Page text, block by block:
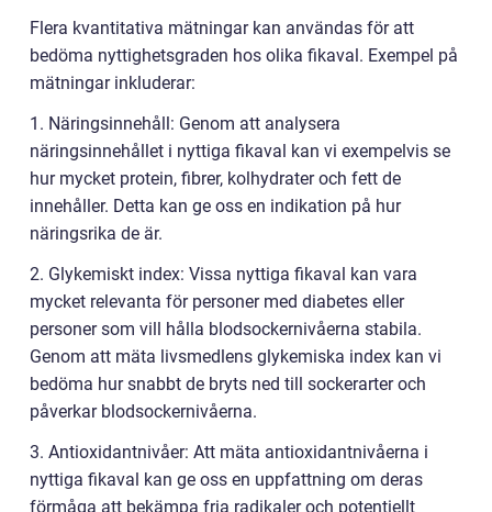
Flera kvantitativa mätningar kan användas för att
bedöma nyttighetsgraden hos olika fikaval. Exempel på
mätningar inkluderar:
1. Näringsinnehåll: Genom att analysera
näringsinnehållet i nyttiga fikaval kan vi exempelvis se
hur mycket protein, fibrer, kolhydrater och fett de
innehåller. Detta kan ge oss en indikation på hur
näringsrika de är.
2. Glykemiskt index: Vissa nyttiga fikaval kan vara
mycket relevanta för personer med diabetes eller
personer som vill hålla blodsockernivåerna stabila.
Genom att mäta livsmedlens glykemiska index kan vi
bedöma hur snabbt de bryts ned till sockerarter och
påverkar blodsockernivåerna.
3. Antioxidantnivåer: Att mäta antioxidantnivåerna i
nyttiga fikaval kan ge oss en uppfattning om deras
förmåga att bekämpa fria radikaler och potentiellt